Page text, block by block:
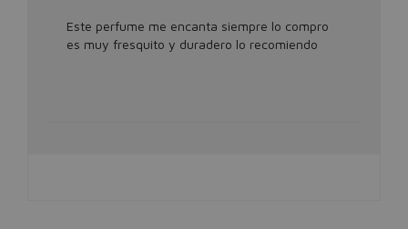
Este perfume me encanta siempre lo compro
es muy fresquito y duradero lo recomiendo